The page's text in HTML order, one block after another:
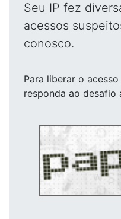
Seu IP fez
acessos
conosco.
Para liberar o acesso
responda ao desafio